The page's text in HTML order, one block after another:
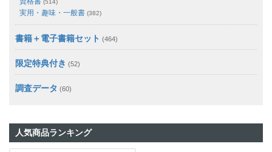
(514)
実用・趣味・一般書 (382)
書籍＋電子書籍セット (464)
限定特典付き (52)
調査データ (60)
人気商品ランキング